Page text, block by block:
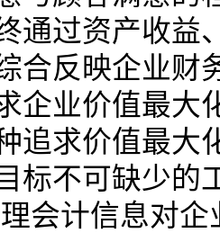
通过资产收益
合反映企业财
企业价值最大
追求价值最大
标不可缺少的
会计信息对